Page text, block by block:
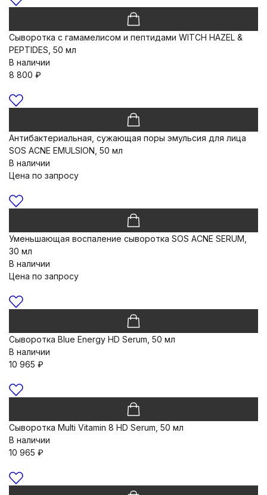
Сыворотка c гамамелисом и пептидами WITCH HAZEL &
PEPTIDES, 50 мл
В наличии
8 800 ₽
Антибактериальная, сужающая поры эмульсия для лица
SOS ACNE EMULSION, 50 мл
В наличии
Цена по запросу
Уменьшающая воспаление сыворотка SOS ACNE SERUM,
30 мл
В наличии
Цена по запросу
Сыворотка Blue Energy HD Serum, 50 мл
В наличии
10 965 ₽
Сыворотка Multi Vitamin 8 HD Serum, 50 мл
В наличии
10 965 ₽